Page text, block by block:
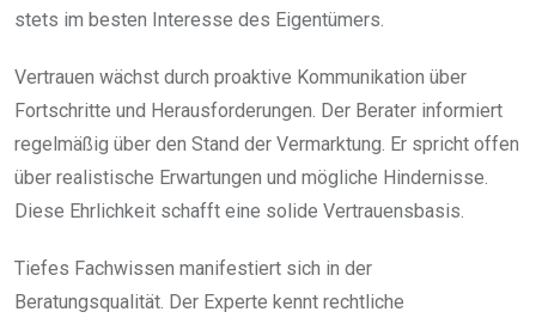
stets im besten Interesse des Eigentümers.
Vertrauen wächst durch proaktive Kommunikation über
Fortschritte und Herausforderungen. Der Berater informiert
regelmäßig über den Stand der Vermarktung. Er spricht offen
über realistische Erwartungen und mögliche Hindernisse.
Diese Ehrlichkeit schafft eine solide Vertrauensbasis.
Tiefes Fachwissen manifestiert sich in der
Beratungsqualität. Der Experte kennt rechtliche